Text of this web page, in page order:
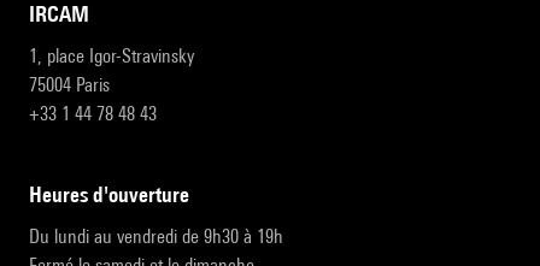
IRCAM
1, place Igor-Stravinsky
75004 Paris
+33 1 44 78 48 43
heures d'ouverture
Du lundi au vendredi de 9h30 à 19h